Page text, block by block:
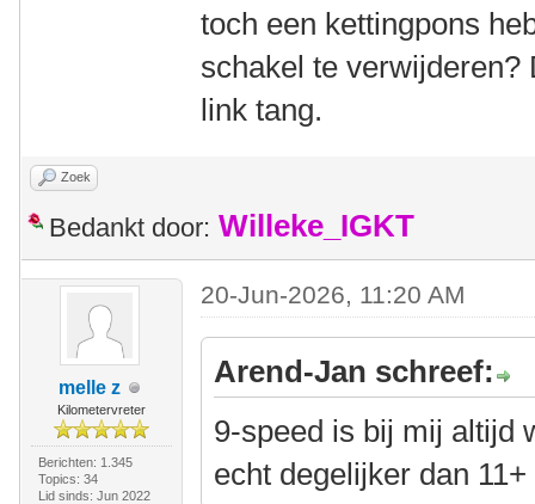
toch een kettingpons
schakel te verwijderen?
link tang.
Zoek
Bedankt door: Willeke_IGKT
melle z
Kilometervreter
Berichten: 1.345
Topics: 34
Lid sinds: Jun 2022
20-Jun-2026, 11:20 AM
Arend-Jan schreef:
9-speed is bij mij altijd
echt degelijker dan